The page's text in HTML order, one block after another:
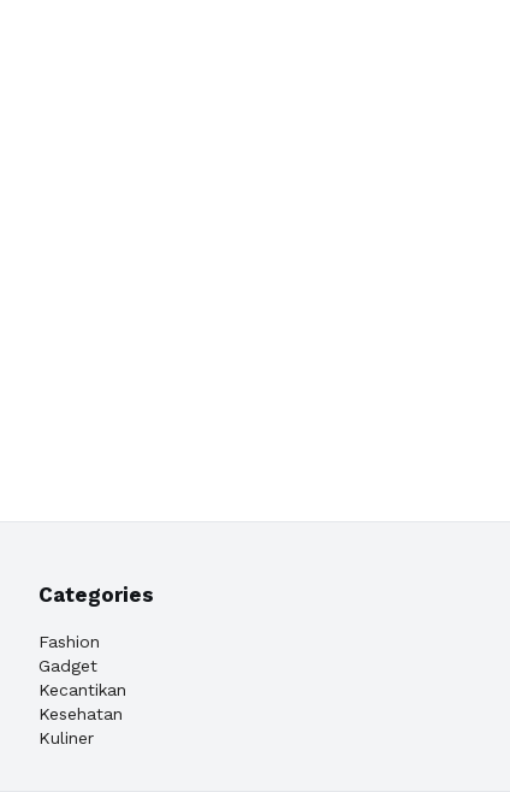
Categories
Fashion
Gadget
Kecantikan
Kesehatan
Kuliner